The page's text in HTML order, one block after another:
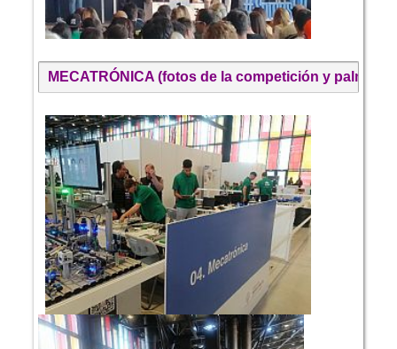
MECATRÓNICA (fotos de la competición y